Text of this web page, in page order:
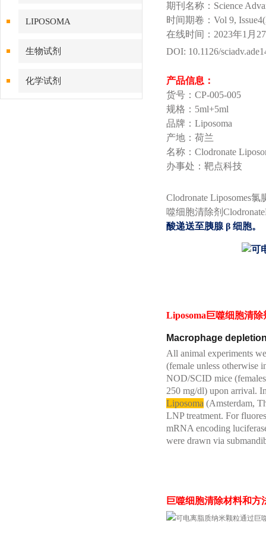
LIPOSOMA
生物试剂
化学试剂
期刊名称：Science
时间期卷：Vol 9,
在线时间：2023年1月
DOI: 10.1126/
产品信息：
货号：CP-005-005
规格：5ml+5ml
品牌：Liposoma
产地：荷兰
名称：Clodronate
办事处：靶点科技
Clodronate Liposomes
噬细胞清除剂
酸递送至胰腺 β 细胞。
Liposoma巨噬细胞清
Macrophage
All animal experiments
(female unless otherwise
NOD/SCID mice
250 mg/dl) upon arrival.
Liposoma (Amsterdam,
LNP treatment. For
mRNA encoding
were drawn via
巨噬细胞清除材料和方